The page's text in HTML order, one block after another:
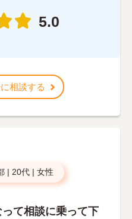
5.0
相談する
| 20代 | 女性
て相談に乗って下